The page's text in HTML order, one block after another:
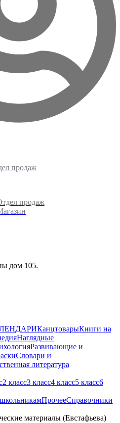
продаж
продаж
дом 105.
КанцтоварыКниги на
Наглядные
Развивающие и
Словари и
литература
2 класс3 класс4 класс5 класс6
ПрочееСправочники
материалы (Евстафьева)